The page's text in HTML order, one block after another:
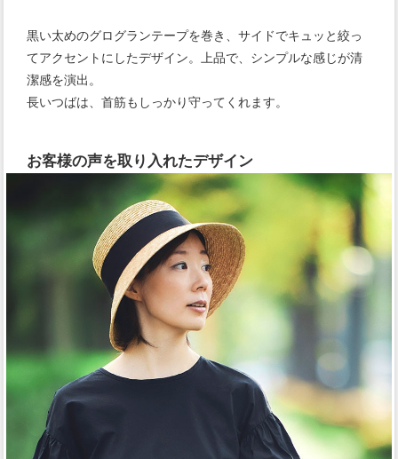
黒い太めのグログランテープを巻き、サイドでキュッと絞っ
てアクセントにしたデザイン。上品で、シンプルな感じが清
潔感を演出。
長いつばは、首筋もしっかり守ってくれます。
お客様の声を取り入れたデザイン